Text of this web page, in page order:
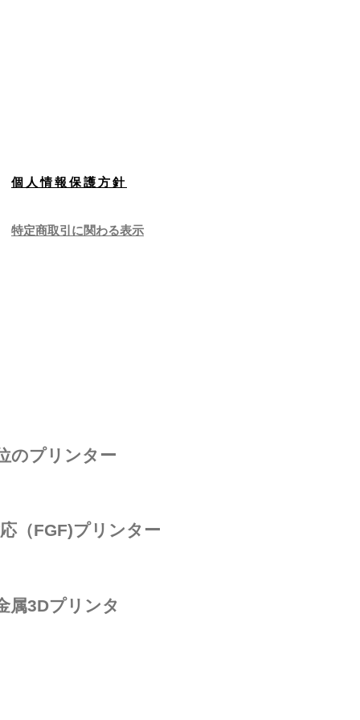
個人情報保護方針
特定商取引に関わる表示
のプリンター
（FGF)プリンター
属3Dプリンタ